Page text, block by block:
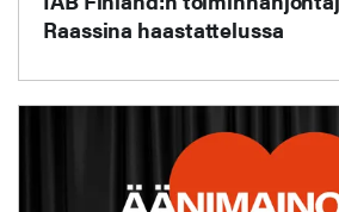
Raassina haastattelussa